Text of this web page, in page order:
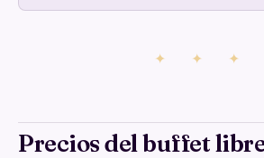
✦ ✦ ✦
Precios del buffet